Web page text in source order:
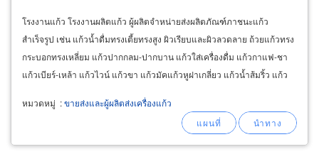
โรงงานแก้ว โรงงานผลิตแก้ว ผู้ผลิตจำหน่ายส่งผลิตภัณฑ์ภาชนะแก้ว
สำเร็จรูป เช่น แก้วน้ำดื่มทรงเตี้ยทรงสูง ผิวเรียบและผิวลวดลาย ถ้วยแก้วทรง
กระบอกทรงเหลี่ยม แก้วปากกลม-ปากบาน แก้วใส่เครื่องดื่ม แก้วกาแฟ-ชา
แก้วเบียร์-เหล้า แก้วไวน์ แก้วขา แก้วมัคแก้วหูฝาเกลี่ยว แก้วน้ำส้มริ้ว แก้ว
หมวดหมู่ :ขายส่งและผู้ผลิตส่งเครื่องแก้ว